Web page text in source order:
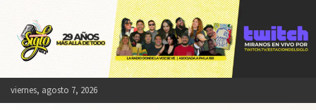
content
viernes, agosto 7, 2026